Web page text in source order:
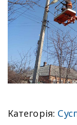
Категорія: